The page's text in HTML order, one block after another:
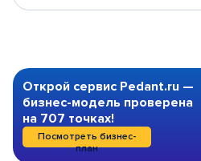
Открой сервис Pedant.ru —
бизнес-модель проверена
на 707 точках!
Посмотреть бизнес-
план